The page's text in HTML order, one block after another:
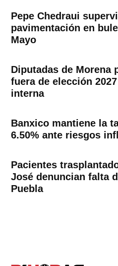
Pepe Chedraui
pavimentación en
Mayo
Diputadas de Morena
fuera de elección
interna
Banxico mantiene la
6.50% ante riesgos
Pacientes
José denuncian falta
Puebla